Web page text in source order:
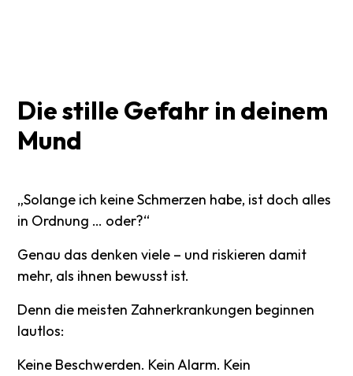
Diestille Gefahr in deinem
Mund
„Solange ich keine Schmerzen habe, ist doch alles
in Ordnung … oder?“
Genau das denken viele – und riskieren damit
mehr, als ihnen bewusst ist.
Denn die meisten Zahnerkrankungen beginnen
lautlos:
Keine Beschwerden. Kein Alarm. Kein